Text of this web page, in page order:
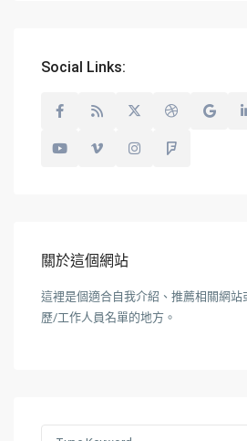
Social Links:
關於這個網站
這裡是個適合自我介紹、推薦相關網
歷/工作人員名單的地方。